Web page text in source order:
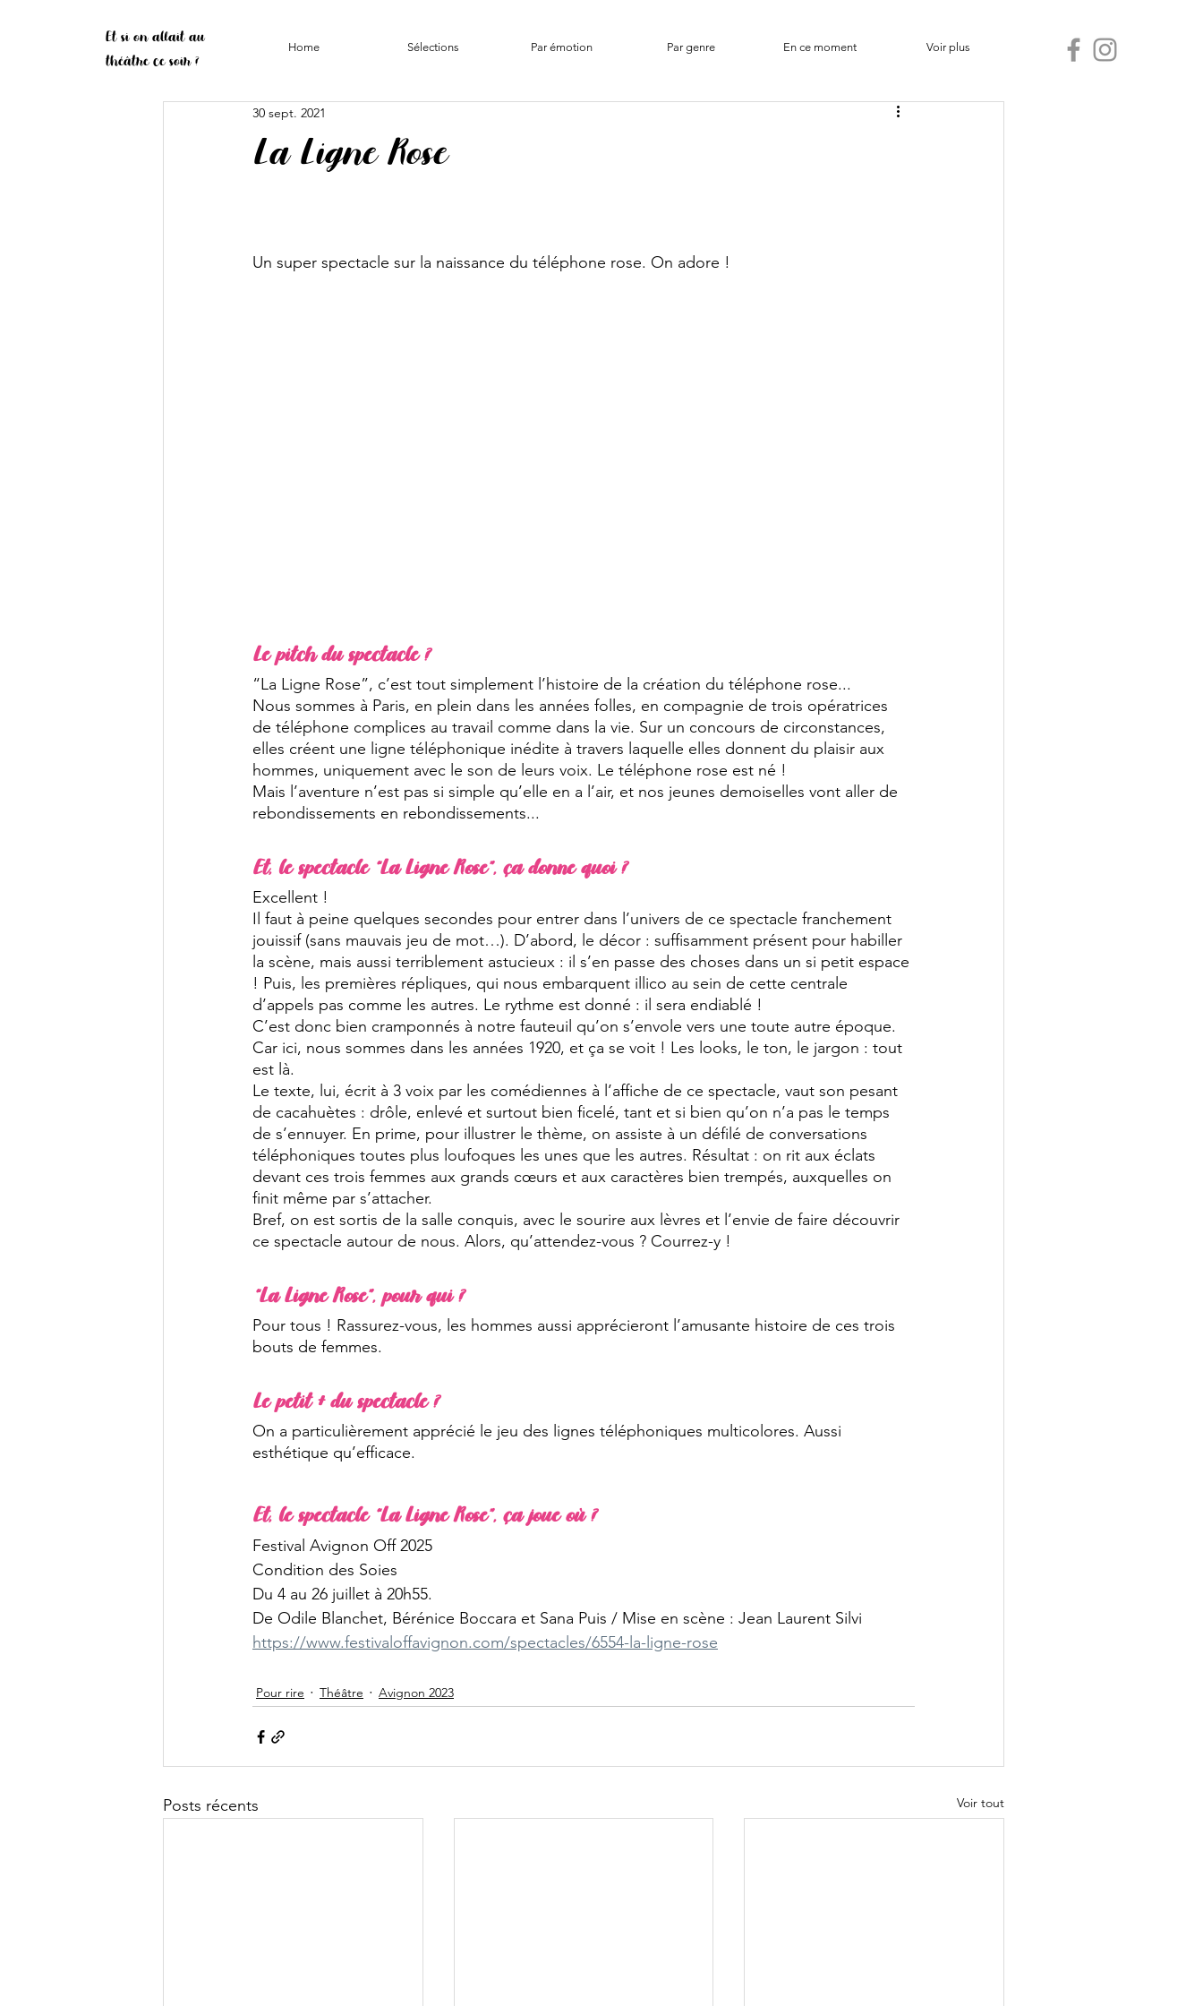
Et si on allait au
théâtre ce soir ?
Home Sélections Par émotion Par genre En ce moment Voir plus
La Ligne Rose
30 sept. 2021
Un super spectacle sur la naissance du téléphone rose. On adore !
Le pitch du spectacle ?
“La Ligne Rose”, c’est tout simplement l’histoire de la création du téléphone rose...
Nous sommes à Paris, en plein dans les années folles, en compagnie de trois opératrices
de téléphone complices au travail comme dans la vie. Sur un concours de circonstances,
elles créent une ligne téléphonique inédite à travers laquelle elles donnent du plaisir aux
hommes, uniquement avec le son de leurs voix. Le téléphone rose est né !
Mais l’aventure n’est pas si simple qu’elle en a l’air, et nos jeunes demoiselles vont aller de
rebondissements en rebondissements...
Et, le spectacle “La Ligne Rose”, ça donne quoi ?
Excellent !
Il faut à peine quelques secondes pour entrer dans l’univers de ce spectacle franchement
jouissif (sans mauvais jeu de mot…). D’abord, le décor : suffisamment présent pour habiller
la scène, mais aussi terriblement astucieux : il s’en passe des choses dans un si petit espace
! Puis, les premières répliques, qui nous embarquent illico au sein de cette centrale
d’appels pas comme les autres. Le rythme est donné : il sera endiablé !
C’est donc bien cramponnés à notre fauteuil qu’on s’envole vers une toute autre époque.
Car ici, nous sommes dans les années 1920, et ça se voit ! Les looks, le ton, le jargon : tout
est là.
Le texte, lui, écrit à 3 voix par les comédiennes à l’affiche de ce spectacle, vaut son pesant
de cacahuètes : drôle, enlevé et surtout bien ficelé, tant et si bien qu’on n’a pas le temps
de s’ennuyer. En prime, pour illustrer le thème, on assiste à un défilé de conversations
téléphoniques toutes plus loufoques les unes que les autres. Résultat : on rit aux éclats
devant ces trois femmes aux grands cœurs et aux caractères bien trempés, auxquelles on
finit même par s’attacher.
Bref, on est sortis de la salle conquis, avec le sourire aux lèvres et l’envie de faire découvrir
ce spectacle autour de nous. Alors, qu’attendez-vous ? Courrez-y !
“La Ligne Rose”, pour qui ?
Pour tous ! Rassurez-vous, les hommes aussi apprécieront l’amusante histoire de ces trois
bouts de femmes.
Le petit + du spectacle ?
On a particulièrement apprécié le jeu des lignes téléphoniques multicolores. Aussi
esthétique qu’efficace.
Et, le spectacle “La Ligne Rose”, ça joue où ?
Festival Avignon Off 2025
Condition des Soies
Du 4 au 26 juillet à 20h55.
De Odile Blanchet, Bérénice Boccara et Sana Puis / Mise en scène : Jean Laurent Silvi
https://www.festivaloffavignon.com/spectacles/6554-la-ligne-rose
Pour rire Théâtre Avignon 2023
Posts récents Voir tout